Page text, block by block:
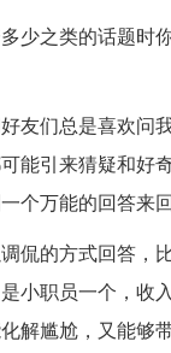
少之类的话题时
友们总是喜欢问
能引来猜疑和好
个万能的回答来
侃的方式回答，
小职员一个，收
解尴尬，又能够